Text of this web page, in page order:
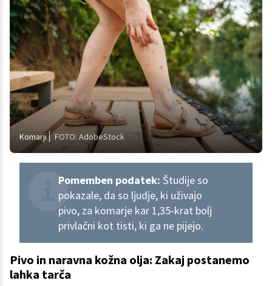
Komarji FOTO: AdobeStock
Pomemben podatek: Študije so
pokazale, da so ljudje, ki uživajo
pivo, za komarje kar 1,35-krat bolj
privlačni kot tisti, ki ga ne pijejo.
Pivo in naravna kožna olja: Zakaj postanemo
lahka tarča